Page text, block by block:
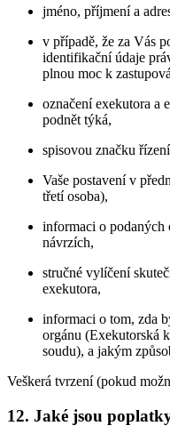
jméno, příjmení a
v případě, že za Vás
identifikační údaje
plnou moc k
označení exekutora a
podnět týká,
spisovou značku
Vaše postavení v
třetí osoba),
informaci o podaných
návrzích,
stručné vylíčení
exekutora,
informaci o tom, zda
orgánu (Exekutorská
soudu), a jakým
Veškerá tvrzení (pokud
12. Jaké jsou